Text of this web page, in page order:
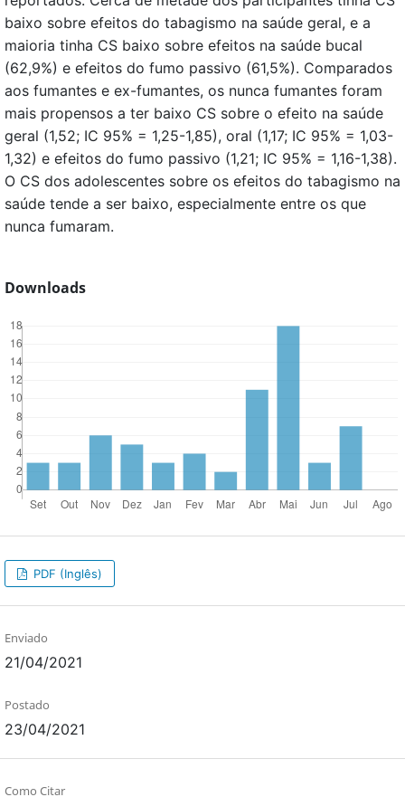
baixo sobre efeitos do tabagismo na saúde geral, e a
maioria tinha CS baixo sobre efeitos na saúde bucal
(62,9%) e efeitos do fumo passivo (61,5%). Comparados
aos fumantes e ex-fumantes, os nunca fumantes foram
mais propensos a ter baixo CS sobre o efeito na saúde
geral (1,52; IC 95% = 1,25-1,85), oral (1,17; IC 95% = 1,03-
1,32) e efeitos do fumo passivo (1,21; IC 95% = 1,16-1,38).
O CS dos adolescentes sobre os efeitos do tabagismo na
saúde tende a ser baixo, especialmente entre os que
nunca fumaram.
Downloads
PDF (Inglês)
Enviado
21/04/2021
Postado
23/04/2021
Como Citar